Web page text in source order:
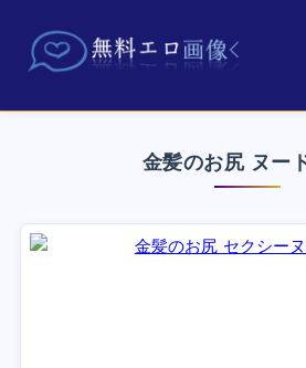
金髪のお尻 ヌー